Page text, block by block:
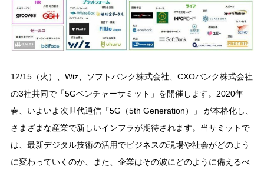
12/15（火）、Wiz、ソフトバンク株式会社、CXOバンク株式会社
の3社共同で「5Gベンチャーサミット」を開催します。2020年
春、いよいよ次世代通信「5G（5th Generation）」 が本格化し、
さまざまな産業で新しいインフラが期待されます。当サミットで
は、最新デジタル技術の活用でビジネスの現場や社会がどのよう
に変わっていくのか、また、企業はその波にどのように備えるべ